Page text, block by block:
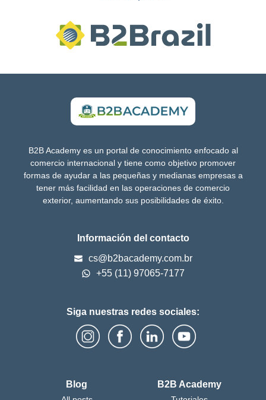
B2B Academy es un portal de conocimiento enfocado al
comercio internacional y tiene como objetivo promover
formas de ayudar a las pequeñas y medianas empresas a
tener más facilidad en las operaciones de comercio
exterior, aumentando sus posibilidades de éxito.
Información del contacto
cs@b2bacademy.com.br
+55 (11) 97065-7177
Siga nuestras redes sociales:
Blog B2B Academy